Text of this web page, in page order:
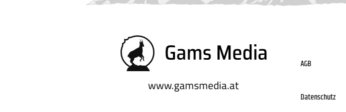
www.gamsmedia.at
AGB
Datenschutz